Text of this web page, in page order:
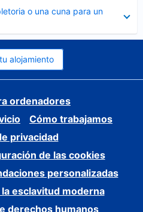
o una cuna para un
alojamiento
ordenadores
Cómo trabajamos
privacidad
de las cookies
personalizadas
esclavitud moderna
derechos humanos